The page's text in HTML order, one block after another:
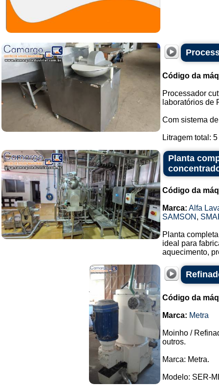
Código da
Processador
laboratórios de
Com sistema
Litragem total: 5
Planta
Código da
Marca: Alfa
SAMSON ,
Planta
ideal para
aquecimento,
Código da
Marca: Metra
Moinho /
outros.
Marca: Metra.
Modelo: SER-